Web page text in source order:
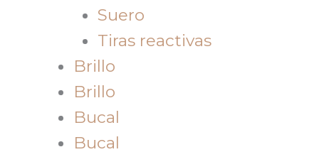
Suero
Tiras reactivas
Brillo
Brillo
Bucal
Bucal